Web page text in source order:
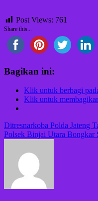
Post Views: 761
Share this...
Bagikan ini:
Klik untuk berbagi
Klik untuk
Navigasi
pos
Ditresnarkoba Polda Jateng
Polsek Binjai Utara Bongkar